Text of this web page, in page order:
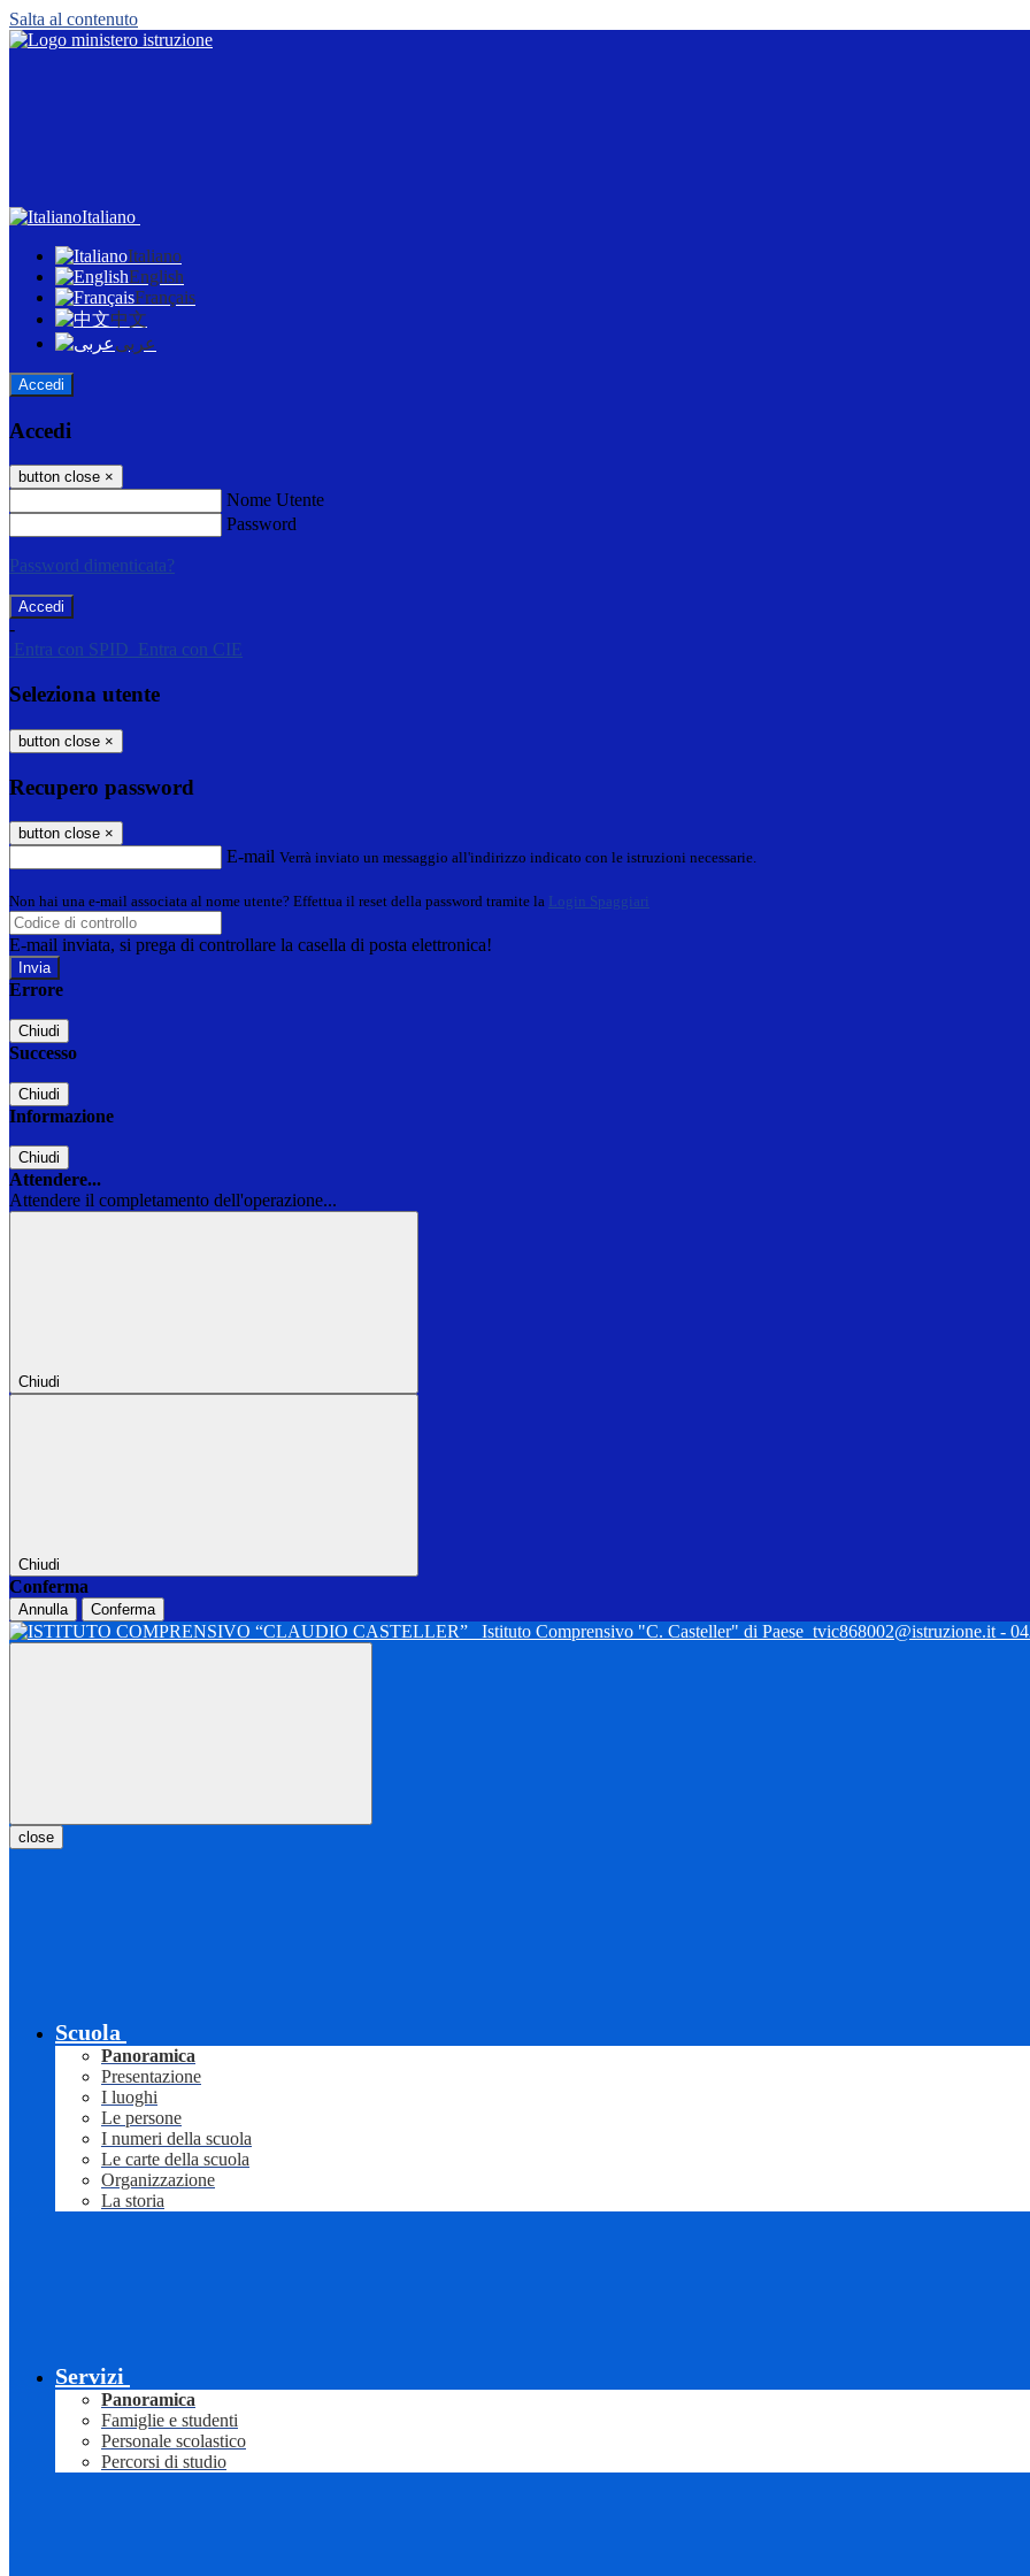
Salta al contenuto
Italiano
Italiano
English
Français
中文
عربى
Accedi
Accedi
button close ×
Nome Utente
Password
Password dimenticata?
-
Entra con SPID
Entra con CIE
Seleziona utente
button close ×
Recupero password
button close ×
E-mail Verrà inviato un messaggio all'indirizzo indicato con le istruzioni necessarie.
Non hai una e-mail associata al nome utente? Effettua il reset della password tramite la Login Spaggiari
E-mail inviata, si prega di controllare la casella di posta elettronica!
Errore
Chiudi
Successo
Chiudi
Informazione
Chiudi
Attendere...
Attendere il completamento dell'operazione...
Chiudi
Chiudi
Conferma
Annulla Conferma
Istituto Comprensivo "C. Casteller" di Paese tvic868002@istruzione.it -
close
Scuola
Panoramica
Presentazione
I luoghi
Le persone
I numeri della scuola
Le carte della scuola
Organizzazione
La storia
Servizi
Panoramica
Famiglie e studenti
Personale scolastico
Percorsi di studio